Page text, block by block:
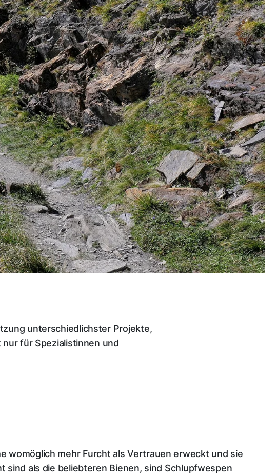
unterschiedlichster Projekte,
für Spezialistinnen und
womöglich mehr Furcht als Vertrauen erweckt und sie
sind als die beliebteren Bienen, sind Schlupfwespen